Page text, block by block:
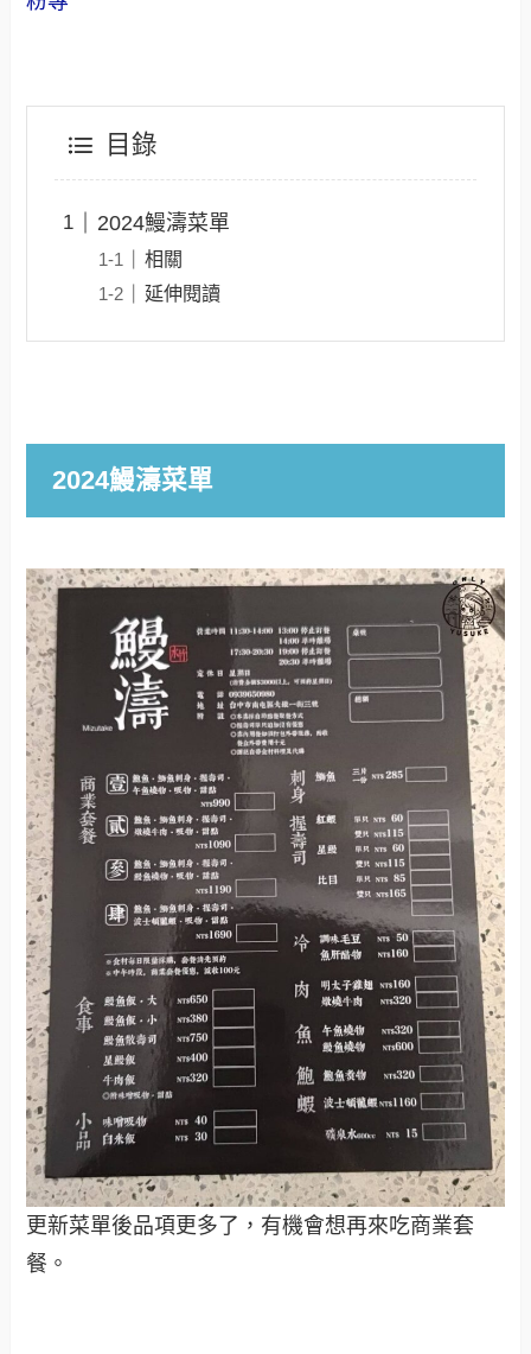
目錄
2024鰻濤菜單
相關
延伸閱讀
2024鰻濤菜單
更新菜單後品項更多了，有機會想再來吃商業套
餐。